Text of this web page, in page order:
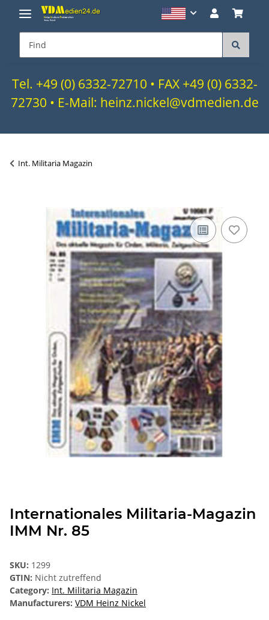
Tel. +49 (0) 6332-72710 • FAX +49 (0) 6332-
72730 • E-Mail: heinz.nickel@vdmedien.de
Int. Militaria Magazin
Internationales Militaria-Magazin
IMM Nr. 85
SKU: 1299
GTIN: Nicht zutreffend
Category: Int. Militaria Magazin
Manufacturers: VDM Heinz Nickel